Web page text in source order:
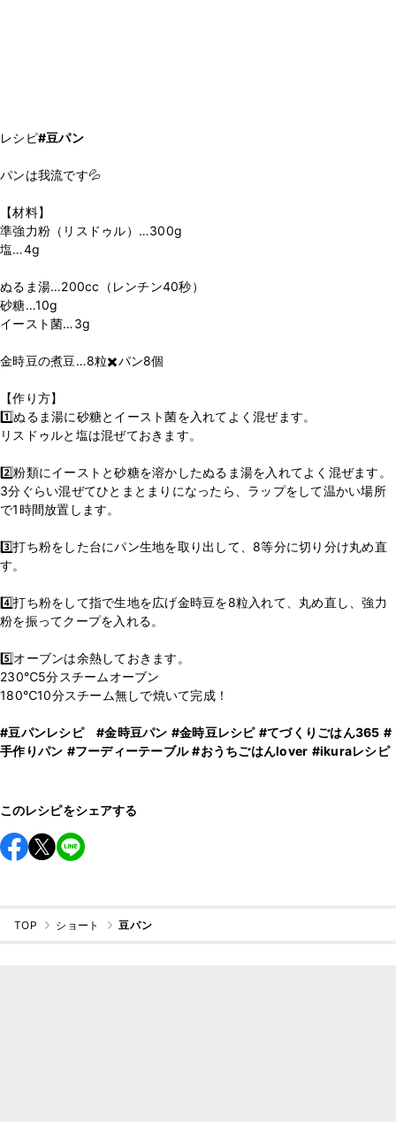
レシピ#豆パン
パンは我流です💦
【材料】
準強力粉（リスドゥル）…300g
塩…4g
ぬるま湯…200cc（レンチン40秒）
砂糖…10g
イースト菌…3g
金時豆の煮豆…8粒✖️パン8個
【作り方】
1️⃣ぬるま湯に砂糖とイースト菌を入れてよく混ぜます。
リスドゥルと塩は混ぜておきます。
2️⃣粉類にイーストと砂糖を溶かしたぬるま湯を入れてよく混ぜます。
3分ぐらい混ぜてひとまとまりになったら、ラップをして温かい場所
で1時間放置します。
3️⃣打ち粉をした台にパン生地を取り出して、8等分に切り分け丸め直
す。
4️⃣打ち粉をして指で生地を広げ金時豆を8粒入れて、丸め直し、強力
粉を振ってクープを入れる。
5️⃣オーブンは余熱しておきます。
230℃5分スチームオーブン
180℃10分スチーム無しで焼いて完成！
#豆パンレシピ #金時豆パン #金時豆レシピ #てづくりごはん365 #
手作りパン #フーディーテーブル #おうちごはんlover #ikuraレシピ
このレシピをシェアする
TOP ショート 豆パン